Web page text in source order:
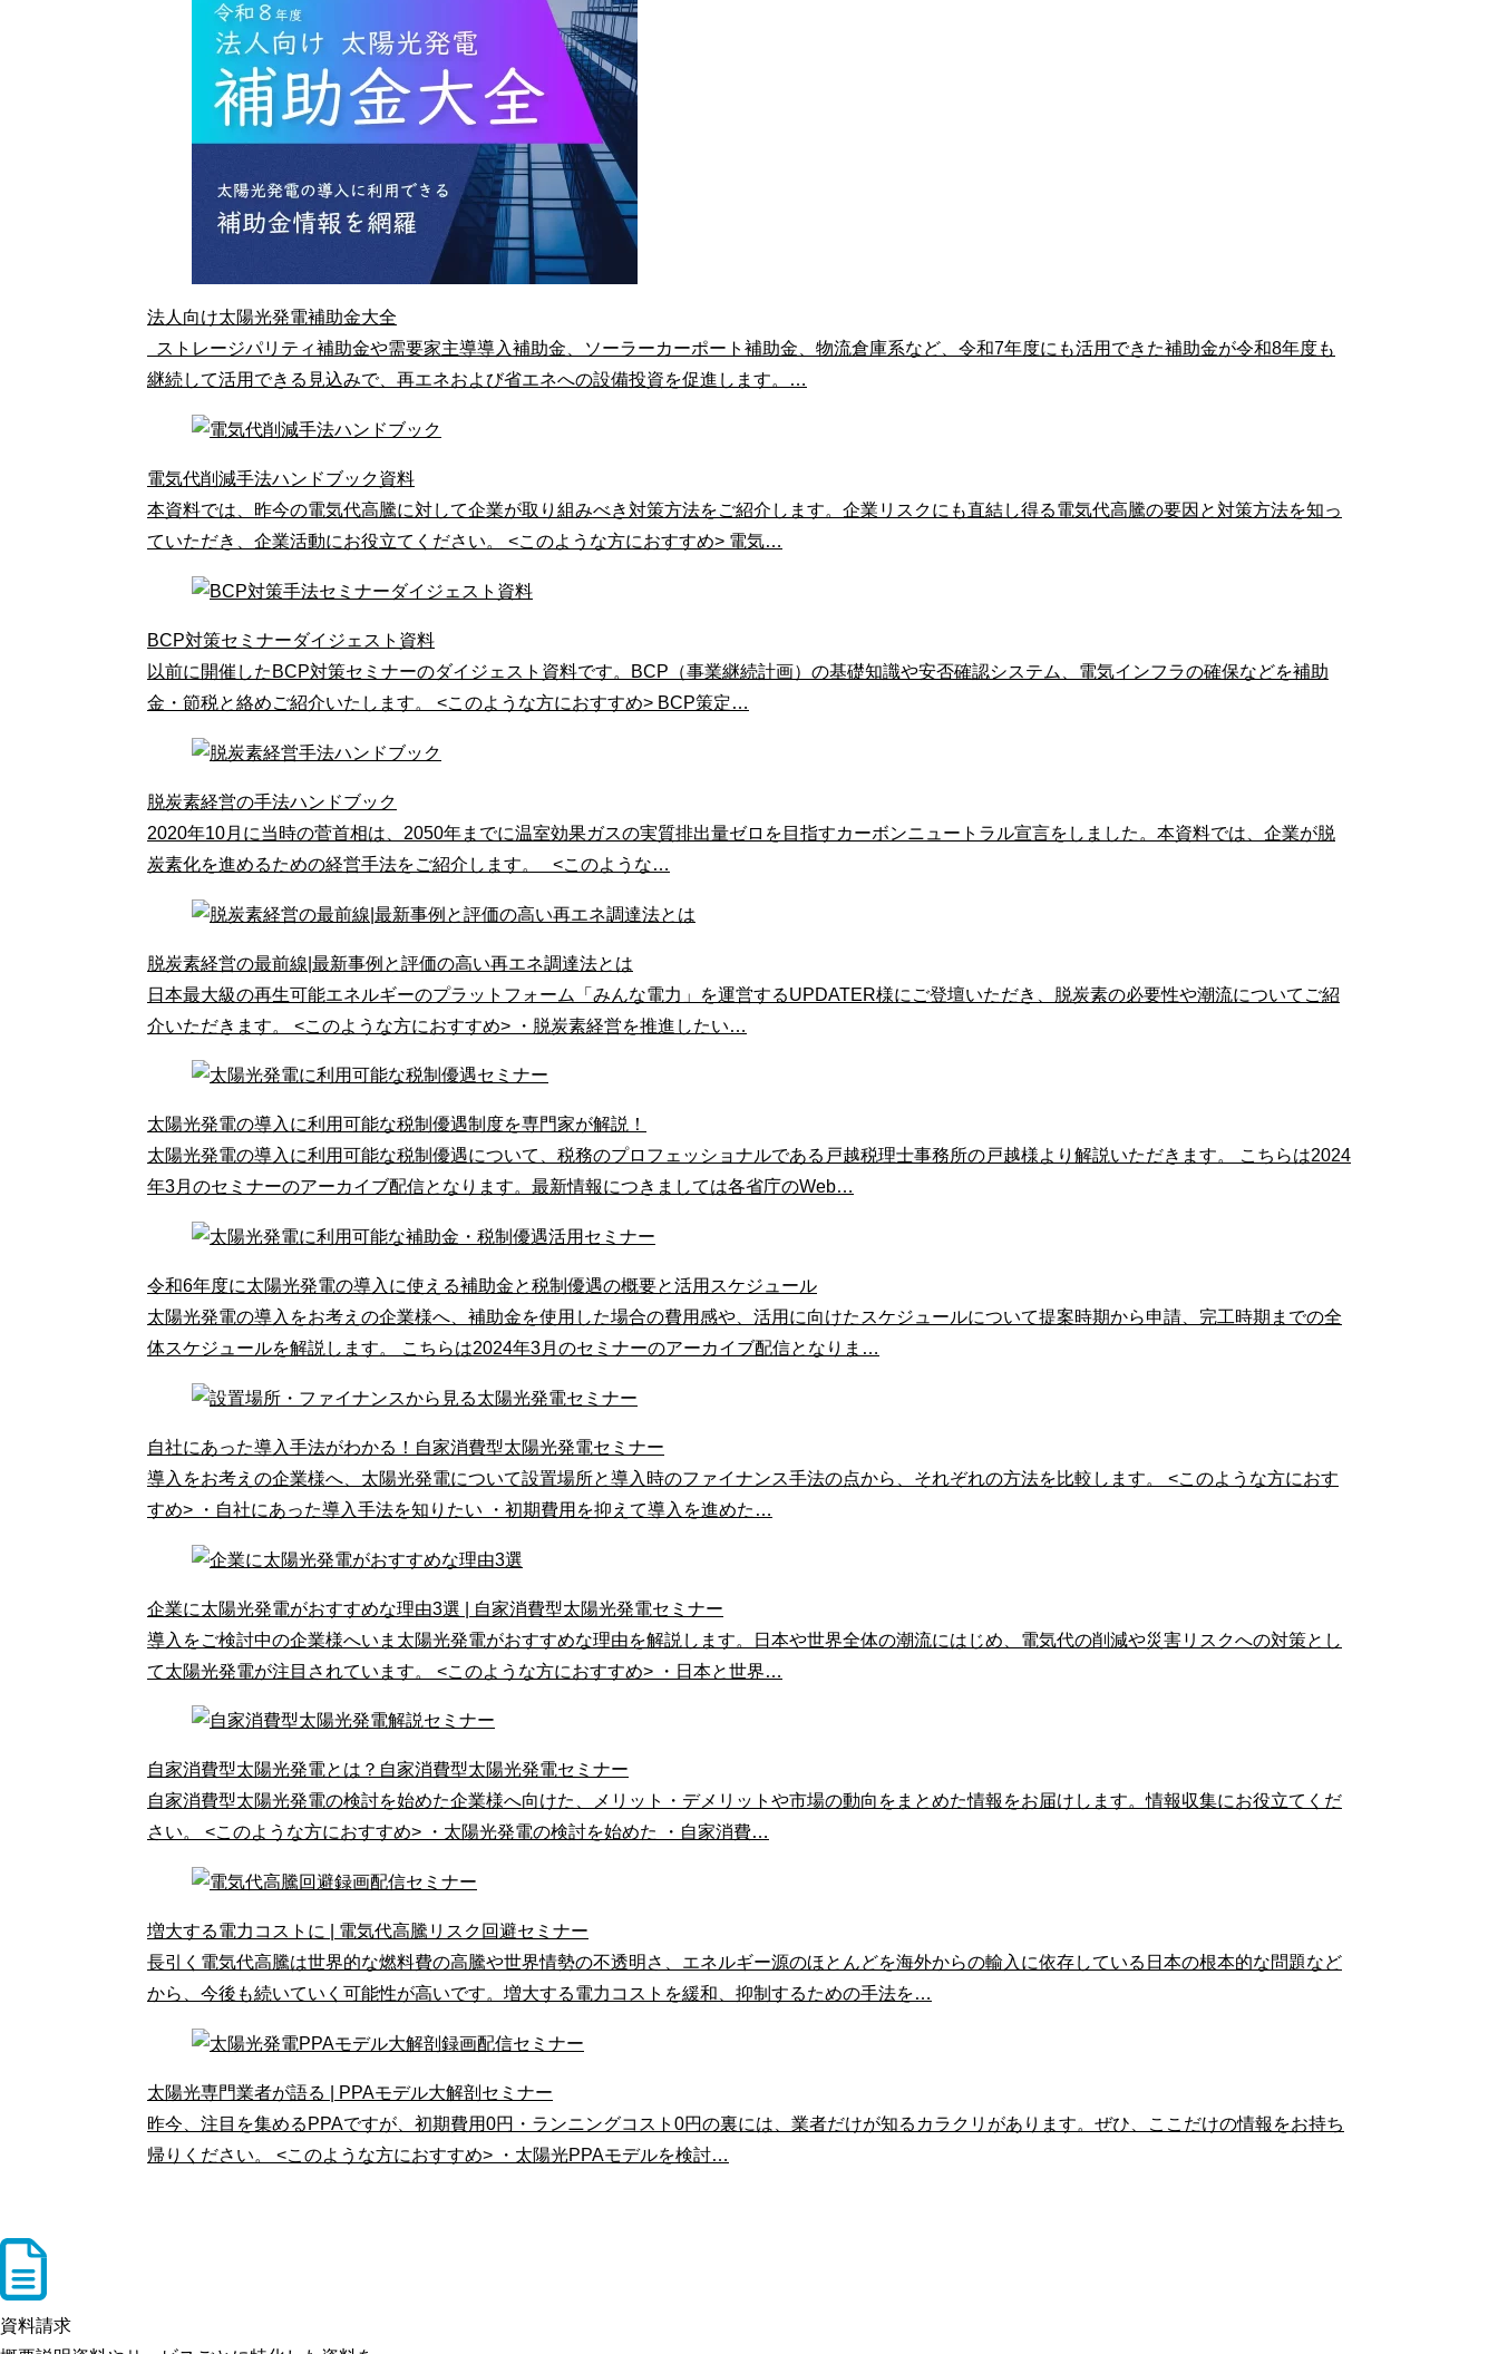
法人向け太陽光発電補助金大全
ストレージパリティ補助金や需要家主導導入補助金、ソーラーカーポート補助金、物流倉庫系など、令和7年度にも活用できた補助金が令和8年度も
継続して活用できる見込みで、再エネおよび省エネへの設備投資を促進します。…
電気代削減手法ハンドブック資料
本資料では、昨今の電気代高騰に対して企業が取り組みべき対策方法をご紹介します。企業リスクにも直結し得る電気代高騰の要因と対策方法を知っ
ていただき、企業活動にお役立てください。 <このような方におすすめ> 電気…
BCP対策セミナーダイジェスト資料
以前に開催したBCP対策セミナーのダイジェスト資料です。BCP（事業継続計画）の基礎知識や安否確認システム、電気インフラの確保などを補助
金・節税と絡めご紹介いたします。 <このような方におすすめ> BCP策定…
脱炭素経営の手法ハンドブック
2020年10月に当時の菅首相は、2050年までに温室効果ガスの実質排出量ゼロを目指すカーボンニュートラル宣言をしました。本資料では、企業が脱
炭素化を進めるための経営手法をご紹介します。 <このような…
脱炭素経営の最前線|最新事例と評価の高い再エネ調達法とは
日本最大級の再生可能エネルギーのプラットフォーム「みんな電力」を運営するUPDATER様にご登壇いただき、脱炭素の必要性や潮流についてご紹
介いただきます。 <このような方におすすめ> ・脱炭素経営を推進したい…
太陽光発電の導入に利用可能な税制優遇制度を専門家が解説！
太陽光発電の導入に利用可能な税制優遇について、税務のプロフェッショナルである戸越税理士事務所の戸越様より解説いただきます。 こちらは2024
年3月のセミナーのアーカイブ配信となります。最新情報につきましては各省庁のWeb…
令和6年度に太陽光発電の導入に使える補助金と税制優遇の概要と活用スケジュール
太陽光発電の導入をお考えの企業様へ、補助金を使用した場合の費用感や、活用に向けたスケジュールについて提案時期から申請、完工時期までの全
体スケジュールを解説します。 こちらは2024年3月のセミナーのアーカイブ配信となりま…
自社にあった導入手法がわかる！自家消費型太陽光発電セミナー
導入をお考えの企業様へ、太陽光発電について設置場所と導入時のファイナンス手法の点から、それぞれの方法を比較します。 <このような方におす
すめ> ・自社にあった導入手法を知りたい ・初期費用を抑えて導入を進めた…
企業に太陽光発電がおすすめな理由3選 | 自家消費型太陽光発電セミナー
導入をご検討中の企業様へいま太陽光発電がおすすめな理由を解説します。日本や世界全体の潮流にはじめ、電気代の削減や災害リスクへの対策とし
て太陽光発電が注目されています。 <このような方におすすめ> ・日本と世界…
自家消費型太陽光発電とは？自家消費型太陽光発電セミナー
自家消費型太陽光発電の検討を始めた企業様へ向けた、メリット・デメリットや市場の動向をまとめた情報をお届けします。情報収集にお役立てくだ
さい。 <このような方におすすめ> ・太陽光発電の検討を始めた ・自家消費…
増大する電力コストに | 電気代高騰リスク回避セミナー
長引く電気代高騰は世界的な燃料費の高騰や世界情勢の不透明さ、エネルギー源のほとんどを海外からの輸入に依存している日本の根本的な問題など
から、今後も続いていく可能性が高いです。増大する電力コストを緩和、抑制するための手法を…
太陽光専門業者が語る | PPAモデル大解剖セミナー
昨今、注目を集めるPPAですが、初期費用0円・ランニングコスト0円の裏には、業者だけが知るカラクリがあります。ぜひ、ここだけの情報をお持ち
帰りください。 <このような方におすすめ> ・太陽光PPAモデルを検討…
資料請求